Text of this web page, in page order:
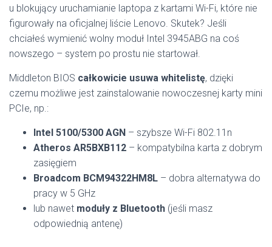
u blokujący uruchamianie laptopa z kartami Wi-Fi, które nie
figurowały na oficjalnej liście Lenovo. Skutek? Jeśli
chciałeś wymienić wolny moduł Intel 3945ABG na coś
nowszego – system po prostu nie startował.
Middleton BIOS całkowicie usuwa whitelistę, dzięki
czemu możliwe jest zainstalowanie nowoczesnej karty mini
PCIe, np.:
Intel 5100/5300 AGN – szybsze Wi-Fi 802.11n
Atheros AR5BXB112 – kompatybilna karta z dobrym
zasięgiem
Broadcom BCM94322HM8L – dobra alternatywa do
pracy w 5 GHz
lub nawet moduły z Bluetooth (jeśli masz
odpowiednią antenę)